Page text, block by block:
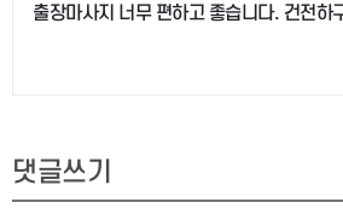
출장마사지 너무 편하고 좋습니다. 건전하
댓글쓰기